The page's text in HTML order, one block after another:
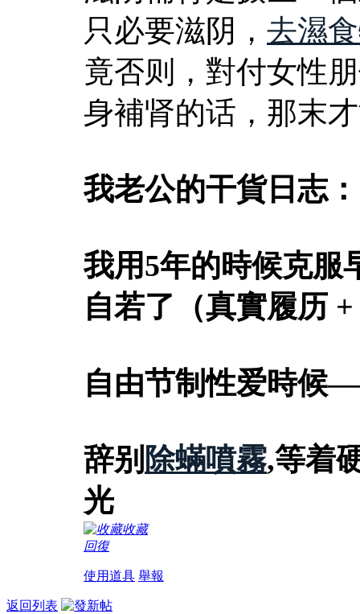
只必要滋阴， 去濕
竟否则，對付女性
身補肾的话，那末
我老公的干貨日志：
我用5年的時候克服
自若了（真實履历
自由节制性爱時候
辞别 除蟎噴霧,等着
光
收藏
回復
使用道具 舉報
返回列表